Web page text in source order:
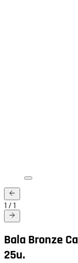
1 / 1
Bala Bronze
25u.